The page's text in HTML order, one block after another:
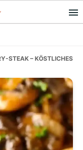
STEAK – KÖSTLICHES